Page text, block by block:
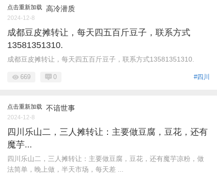
点击重新加载 高冷潜质
2024-12-8
成都豆皮摊转让，每天四五百斤豆子，联系方式
13581351310.
成都豆皮摊转让，每天四五百斤豆子，联系方式13581351310.
#四川
669 0
点击重新加载 不谙世事
2024-12-8
四川乐山二，三人摊转让：主要做豆腐，豆花，还有
魔芋...
四川乐山二，三人摊转让：主要做豆腐，豆花，还有魔芋凉粉，做
法简单，晚上做，半天市场，每天差 ...